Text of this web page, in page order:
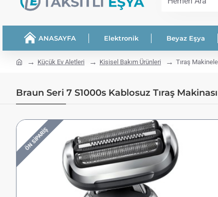
Hemen
ANASAYFA Elektronik Beyaz Eşya
home Küçük Ev Aletleri Kişisel Bakım Ürünleri Tıraş
Braun Seri 7 S1000s Kablosuz Tıraş
ÖN SIPARIŞ